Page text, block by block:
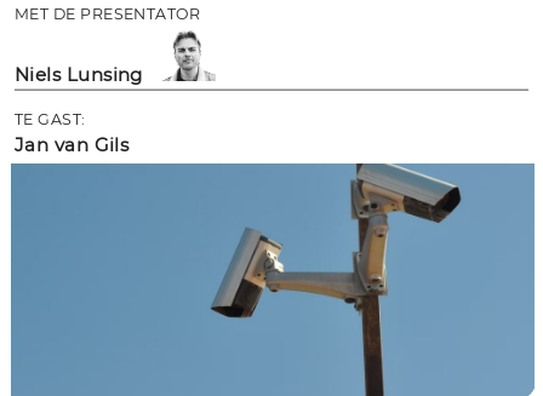
MET DE PRESENTATOR
Niels Lunsing
TE GAST:
Jan van Gils